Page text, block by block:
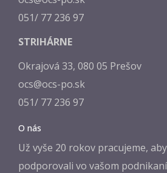
051/ 77 236 97
STRIHÁRNE
Okrajová 33, 080 05 Prešov
ocs@ocs-po.sk
051/ 77 236 97
O nás
Už vyše 20 rokov pracujeme,
podporovali vo vašom